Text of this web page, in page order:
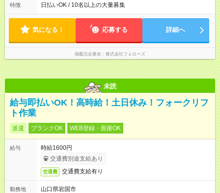
いずれも実働8時間・休憩1時間です。中抜けシフトなどはあり
たい」などあれば相談に応じますのでおっしゃってください！
特徴 日払いOK / 10名以上の大量募集
気になる！ 応募する 詳細へ
掲載元企業名 株式会社フェローズ
未読
給与即払いOK！高時給！土日休み！フォークリフ
ト作業
派遣 ブランクOK WEB登録・面接OK
給与
時給1600円
交通費別途支給あり
交通費 交通費支給有り
勤務地
山口県岩国市